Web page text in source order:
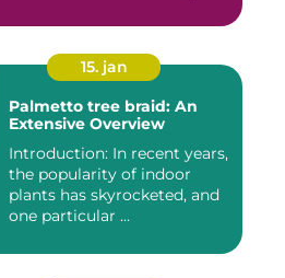
15. jan
Palmetto tree braid: An
Extensive Overview
Introduction: In recent years,
the popularity of indoor
plants has skyrocketed, and
one particular ...